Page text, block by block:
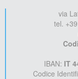
via
tel.
IBAN: IT
Codice